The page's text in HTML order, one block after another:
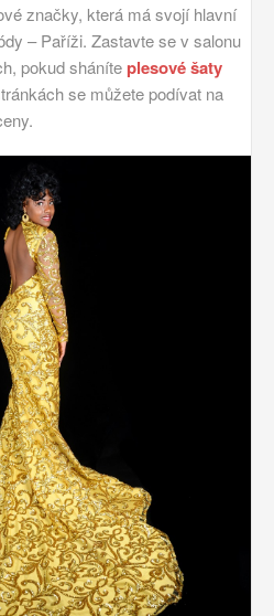
značky, která má svojí hlavní
– Paříži. Zastavte se v salonu
pokud sháníteplesové šaty
se můžete podívat na